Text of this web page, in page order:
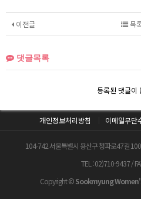
이전글 목
댓글목록
등록된 댓글이
개인정보처리방침 이메일무단
104-742 서울특별시 용산구 청파로47길
TEL : 02)710-9437 /
Copyright ©Sookmyung